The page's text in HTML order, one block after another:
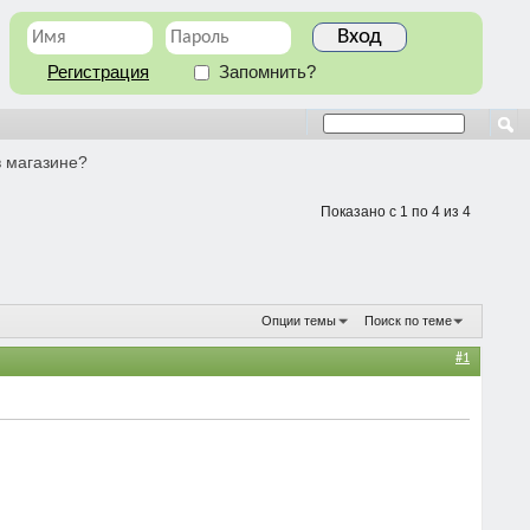
Регистрация Запомнить?
магазине?
Показано с 1 по 4 из 4
Опции темы Поиск по теме
#1